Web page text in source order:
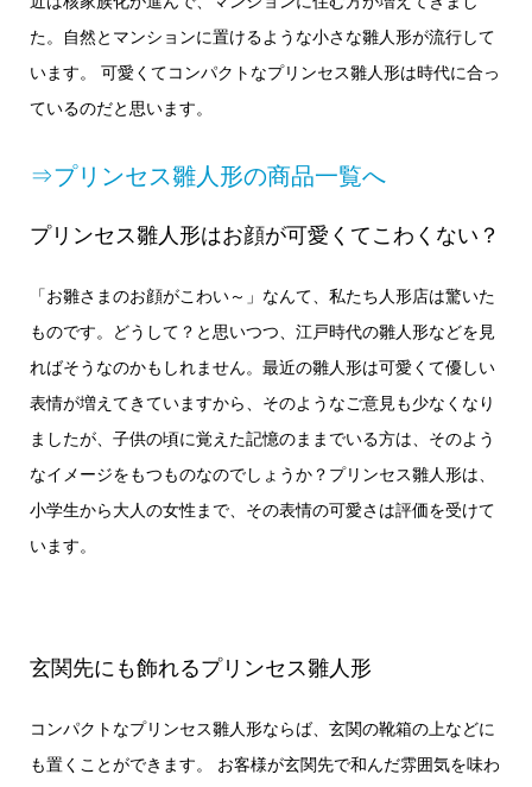
た。自然とマンションに置けるような小さな雛人形が流行して
います。 可愛くてコンパクトなプリンセス雛人形は時代に合っ
ているのだと思います。
⇒プリンセス雛人形の商品一覧へ
プリンセス雛人形はお顔が可愛くてこわくない？
「お雛さまのお顔がこわい～」なんて、私たち人形店は驚いた
ものです。どうして？と思いつつ、江戸時代の雛人形などを見
ればそうなのかもしれません。最近の雛人形は可愛くて優しい
表情が増えてきていますから、そのようなご意見も少なくなり
ましたが、子供の頃に覚えた記憶のままでいる方は、そのよう
なイメージをもつものなのでしょうか？プリンセス雛人形は、
小学生から大人の女性まで、その表情の可愛さは評価を受けて
います。
玄関先にも飾れるプリンセス雛人形
コンパクトなプリンセス雛人形ならば、玄関の靴箱の上などに
も置くことができます。 お客様が玄関先で和んだ雰囲気を味わ